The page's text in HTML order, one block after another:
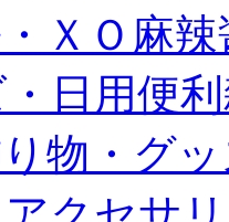
ＸＯ麻辣
日用便
物・グ